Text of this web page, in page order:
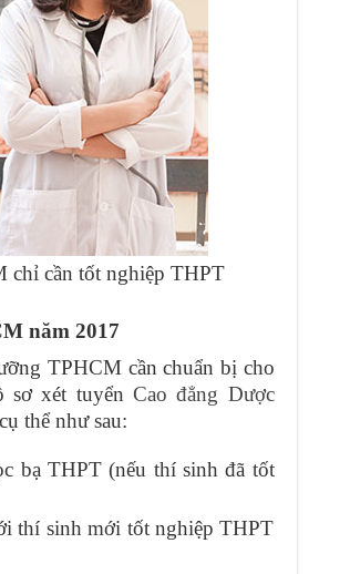
chỉ cần tốt nghiệp THPT
năm 2017
TPHCM cần chuẩn bị cho
sơ xét tuyển Cao đẳng Dược
thể như sau:
bạ THPT (nếu thí sinh đã tốt
thí sinh mới tốt nghiệp THPT